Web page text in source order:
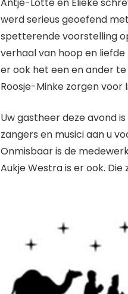
werd serieus geoefend
spetterende voorstelling
verhaal van hoop en
er ook het een en ander te
Roosje-Minke zorgen voor
Uw gastheer deze avond
zangers en musici aan u
Onmisbaar is de
Aukje Westra is er ook.